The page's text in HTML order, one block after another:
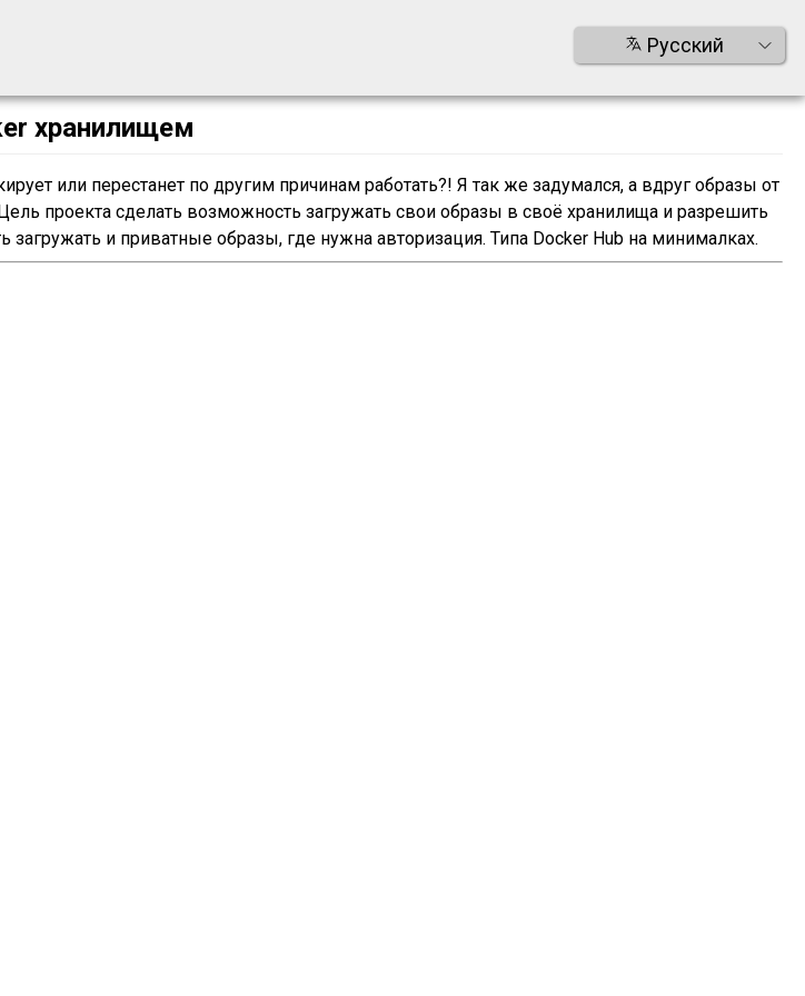
Русский
хранилищем
или перестанет по другим причинам работать?! Я так же задумался, а вдруг образы от
проекта сделать возможность загружать свои образы в своё хранилища и разрешить
и приватные образы, где нужна авторизация. Типа Docker Hub на минималках.